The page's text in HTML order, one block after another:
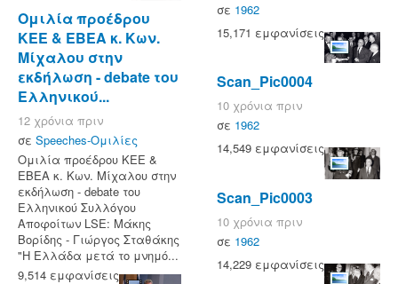
Ομιλία προέδρου
ΚΕΕ & ΕΒΕΑ κ. Κων.
Μίχαλου στην
εκδήλωση - debate του
Ελληνικού...
12 χρόνια πριν
σε Speeches-Ομιλίες
Ομιλία προέδρου ΚΕΕ &
ΕΒΕΑ κ. Κων. Μίχαλου στην
εκδήλωση - debate του
Ελληνικού Συλλόγου
Αποφοίτων LSE: Μάκης
Βορίδης - Γιώργος Σταθάκης
"Η Ελλάδα μετά το μνημό...
9,514 εμφανίσεις
σε 1962
15,171 εμφανίσεις
Scan_Pic0004
10 χρόνια πριν
σε 1962
14,549 εμφανίσεις
Scan_Pic0003
10 χρόνια πριν
σε 1962
14,229 εμφανίσεις